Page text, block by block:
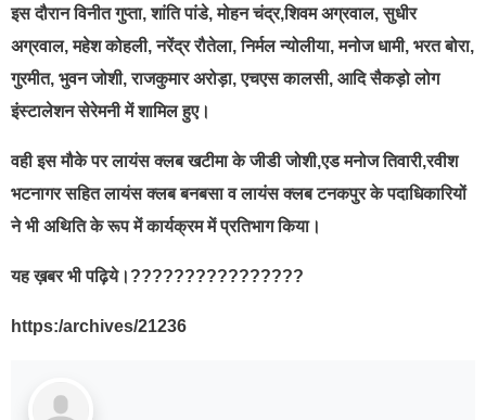
इस दौरान विनीत गुप्ता, शांति पांडे, मोहन चंद्र,शिवम अग्रवाल, सुधीर
अग्रवाल, महेश कोहली, नरेंद्र रौतेला, निर्मल न्योलीया, मनोज धामी, भरत बोरा,
गुरमीत, भुवन जोशी, राजकुमार अरोड़ा, एचएस कालसी, आदि सैकड़ो लोग
इंस्टालेशन सेरेमनी में शामिल हुए।
वही इस मौके पर लायंस क्लब खटीमा के जीडी जोशी,एड मनोज तिवारी,रवीश
भटनागर सहित लायंस क्लब बनबसा व लायंस क्लब टनकपुर के पदाधिकारियों
ने भी अथिति के रूप में कार्यक्रम में प्रतिभाग किया।
यह ख़बर भी पढ़िये।????????????????
https:/archives/21236